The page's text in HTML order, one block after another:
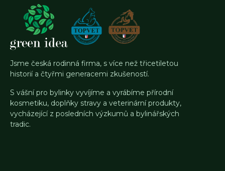
Jsme česká rodinná firma, s více než třicetiletou
historií a čtyřmi generacemi zkušeností.
S vášní pro bylinky vyvíjíme a vyrábíme přírodní
kosmetiku, doplňky stravy a veterinární produkty,
vycházející z posledních výzkumů a bylinářských
tradic.